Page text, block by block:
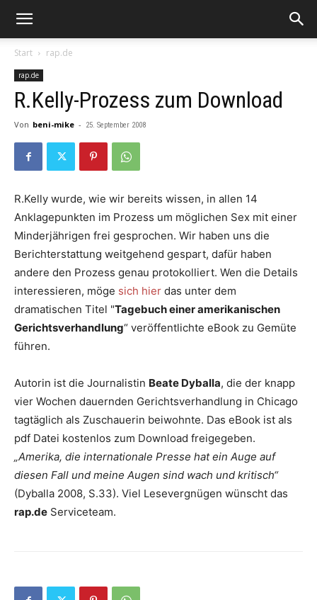
Start rap.de
rap.de
R.Kelly-Prozess zum Download
Von beni-mike - 25. September 2008
R.Kelly wurde, wie wir bereits wissen, in allen 14
Anklagepunkten im Prozess um möglichen Sex mit einer
Minderjährigen frei gesprochen. Wir haben uns die
Berichterstattung weitgehend gespart, dafür haben
andere den Prozess genau protokolliert. Wen die Details
interessieren, möge sich hier das unter dem
dramatischen Titel "Tagebuch einer amerikanischen
Gerichtsverhandlung“ veröffentlichte eBook zu Gemüte
führen.
Autorin ist die Journalistin Beate Dyballa, die der knapp
vier Wochen dauernden Gerichtsverhandlung in Chicago
tagtäglich als Zuschauerin beiwohnte. Das eBook ist als
pdf Datei kostenlos zum Download freigegeben.
„Amerika, die internationale Presse hat ein Auge auf
diesen Fall und meine Augen sind wach und kritisch“
(Dyballa 2008, S.33). Viel Lesevergnügen wünscht das
rap.de Serviceteam.